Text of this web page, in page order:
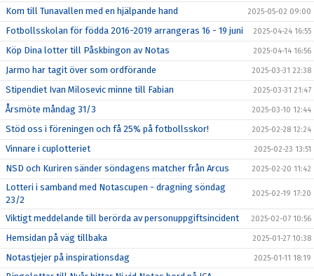
Kom till Tunavallen med en hjälpande hand 2025-05-02 09:00
Fotbollsskolan för födda 2016-2019 arrangeras 16 - 19 juni 2025-04-24 16:55
Köp Dina lotter till Påskbingon av Notas 2025-04-14 16:56
Jarmo har tagit över som ordförande 2025-03-31 22:38
Stipendiet Ivan Milosevic minne till Fabian 2025-03-31 21:47
Årsmöte måndag 31/3 2025-03-10 12:44
Stöd oss i föreningen och få 25% på fotbollsskor! 2025-02-28 12:24
Vinnare i cuplotteriet 2025-02-23 13:51
NSD och Kuriren sänder söndagens matcher från Arcus 2025-02-20 11:42
Lotteri i samband med Notascupen - dragning söndag
23/2
2025-02-19 17:20
Viktigt meddelande till berörda av personuppgiftsincident 2025-02-07 10:56
Hemsidan på väg tillbaka 2025-01-27 10:38
Notastjejer på inspirationsdag 2025-01-11 18:19